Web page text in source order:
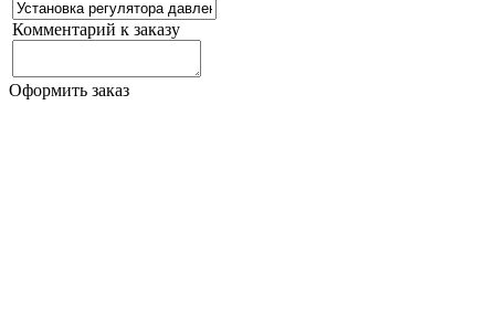
Комментарий к заказу
Оформить заказ